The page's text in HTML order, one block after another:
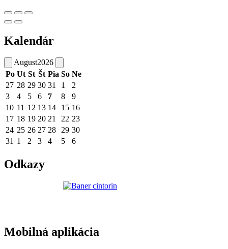
Kalendár
August2026
Po Ut St Št Pia So Ne
27 28 29 30 31 1
2
3
4 5 6 7 8
9
10 11 12 13 14 15 16
17 18 19 20 21 22 23
24 25 26 27 28 29 30
31 1 2 3 4 5 6
Odkazy
Mobilná aplikácia